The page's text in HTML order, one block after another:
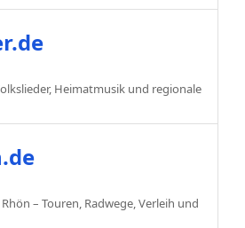
Heimatmusik und regionale
– Touren, Radwege, Verleih und